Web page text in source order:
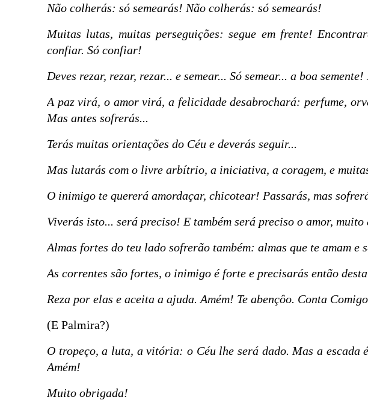
Não colherás: só semearás! Não colherás: só semearás!
Muitas lutas, muitas perseguições: segue em frente!
confiar. Só confiar!
Deves rezar, rezar, rezar... e semear... Só semear... a boa
A paz virá, o amor virá, a felicidade desabrochará: perfume,
Mas antes sofrerás...
Terás muitas orientações do Céu e deverás seguir...
Mas lutarás com o livre arbítrio, a iniciativa, a coragem, e
O inimigo te quererá amordaçar, chicotear! Passarás, mas
Viverás isto... será preciso! E também será preciso o amor,
Almas fortes do teu lado sofrerão também: almas que te amam e
As correntes são fortes, o inimigo é forte e precisarás então
Reza por elas e aceita a ajuda. Amém! Te abençôo. Conta
(E Palmira?)
O tropeço, a luta, a vitória: o Céu lhe será dado. Mas a
Amém!
Muito obrigada!